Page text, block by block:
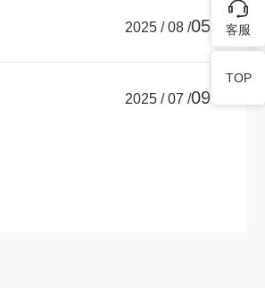
客服
TOP
2025 / 08 /05
2025 / 07 /09